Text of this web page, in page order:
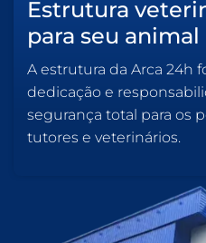
Estrutura
para seu animal
A estrutura da Arca 24h
dedicação e
segurança total para os
tutores e veterinários.